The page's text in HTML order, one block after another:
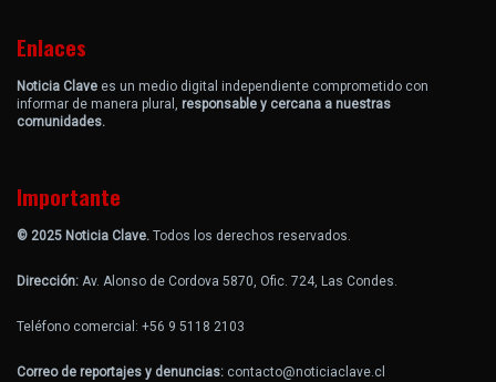
Enlaces
Noticia Clave es un medio digital independiente comprometido con
informar de manera plural, responsable y cercana a nuestras
comunidades.
Importante
© 2025 Noticia Clave. Todos los derechos reservados.
Dirección: Av. Alonso de Cordova 5870, Ofic. 724, Las Condes.
Teléfono comercial: +56 9 5118 2103
Correo de reportajes y denuncias: contacto@noticiaclave.cl